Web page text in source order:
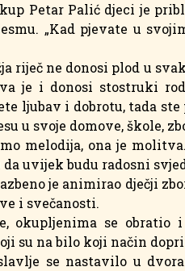
Petar Palić djeci je
„Kad pjevate u
riječ ne donosi plod u
je i donosi stostruki
ljubav i dobrotu, tada
u svoje domove, škole,
melodija, ona je
uvijek budu radosni
je animirao dječji
i svečanosti.
okupljenima se
su na bilo koji način
se nastavilo u